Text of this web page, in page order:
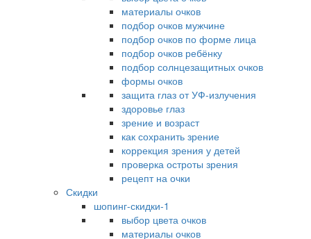
материалы очков
подбор очков мужчине
подбор очков по форме лица
подбор очков ребёнку
подбор солнцезащитных очков
формы очков
защита глаз от УФ-излучения
здоровье глаз
зрение и возраст
как сохранить зрение
коррекция зрения у детей
проверка остроты зрения
рецепт на очки
Скидки
шопинг-скидки-1
выбор цвета очков
материалы очков